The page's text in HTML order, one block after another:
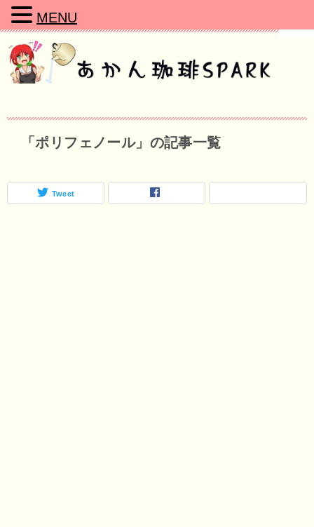
「ポリフェノール」の記事一覧
Tweet
MENU